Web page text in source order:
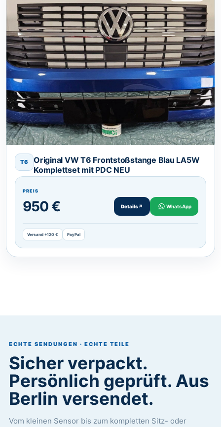
T6
Original VW T6 Frontstoßstange Blau LA5W
Komplettset mit PDC NEU
PREIS
950 € Details↗ WhatsApp
Versand +120 € PayPal
ECHTE SENDUNGEN · ECHTE TEILE
Sicher verpackt.
Persönlich geprüft. Aus
Berlin versendet.
Vom kleinen Sensor bis zum kompletten Sitz- oder